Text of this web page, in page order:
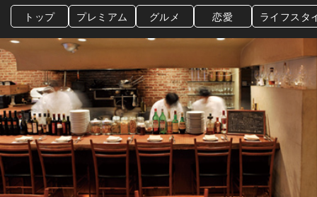
トップ プレミアム グルメ 恋愛 ライフスタ